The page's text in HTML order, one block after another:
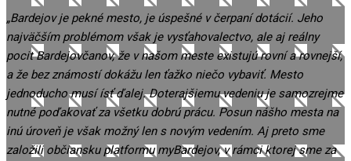
„Bardejov je pekné mesto, je úspešné v čerpaní dotácií. Jeho
najväčším problémom však je vysťahovalectvo, ale aj reálny
pocit Bardejovčanov, že v našom meste existujú rovní a rovnejší,
a že bez známostí dokážu len ťažko niečo vybaviť. Mesto
jednoducho musí ísť ďalej. Doterajšiemu vedeniu je samozrejme
nutné poďakovať za všetku dobrú prácu. Posun nášho mesta na
inú úroveň je však možný len s novým vedením. Aj preto sme
založili občiansku platformu myBardejov, v rámci ktorej sme za